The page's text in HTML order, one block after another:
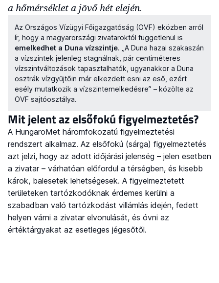
a hőmérséklet a jövő hét elején.
Az Országos Vízügyi Főigazgatóság (OVF) eközben arról
ír, hogy a magyarországi zivataroktól függetlenül is
emelkedhet a Duna vízszintje. „A Duna hazai szakaszán
a vízszintek jelenleg stagnálnak, pár centiméteres
vízszintváltozások tapasztalhatók, ugyanakkor a Duna
osztrák vízgyűjtőin már elkezdett esni az eső, ezért
esély mutatkozik a vízszintemelkedésre” – közölte az
OVF sajtóosztálya.
Mit jelent az elsőfokú figyelmeztetés?
A HungaroMet háromfokozatú figyelmeztetési
rendszert alkalmaz. Az elsőfokú (sárga) figyelmeztetés
azt jelzi, hogy az adott időjárási jelenség – jelen esetben
a zivatar – várhatóan előfordul a térségben, és kisebb
károk, balesetek lehetségesek. A figyelmeztetett
területeken tartózkodóknak érdemes kerülni a
szabadban való tartózkodást villámlás idején, fedett
helyen várni a zivatar elvonulását, és óvni az
értéktárgyakat az esetleges jégesőtől.